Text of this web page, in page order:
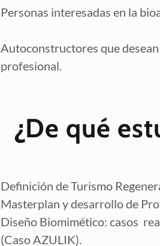
Personas interesadas en la
Autoconstructores que
profesional.
¿De qué
Definición de Turismo
Masterplan y desarrollo de
Diseño Biomimético: casos
(Caso AZULIK).